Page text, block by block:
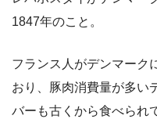
1847年のこと。
フランス人がデンマーク
おり、豚肉消費量が多い
バーも古くから食べられ